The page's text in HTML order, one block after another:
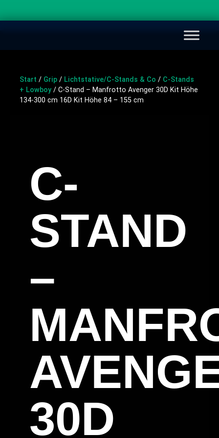
Start / Grip / Lichtstative/C-Stands & Co / C-Stands
+ Lowboy / C-Stand – Manfrotto Avenger 30D Kit Höhe
134-300 cm 16D Kit Höhe 84 – 155 cm
C-
STAND
–
30D